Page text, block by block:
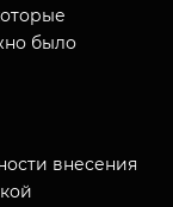
было
внесения